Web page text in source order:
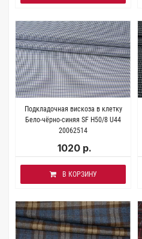
Подкладочная вискоза в клетку
Бело-чёрно-синяя SF H50/8 U44
20062514
1020 р.
В КОРЗИНУ